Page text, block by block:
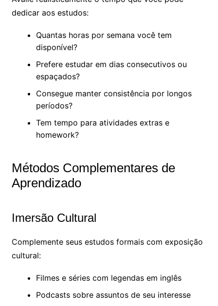
dedicar aos estudos:
Quantas horas por semana você tem
disponível?
Prefere estudar em dias consecutivos ou
espaçados?
Consegue manter consistência por longos
períodos?
Tem tempo para atividades extras e
homework?
Métodos Complementares de
Aprendizado
Imersão Cultural
Complemente seus estudos formais com exposição
cultural:
Filmes e séries com legendas em inglês
Podcasts sobre assuntos de seu interesse